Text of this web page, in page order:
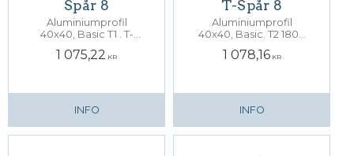
Spår 8
Aluminiumprofil
40x40, Basic T1 . T-
för M12 skruv
1 075,22 KR
INFO
T-Spår 8
Aluminiumprofil
40x40, Basic. T2 180°.
för M12 skruv
1 078,16KR
INFO